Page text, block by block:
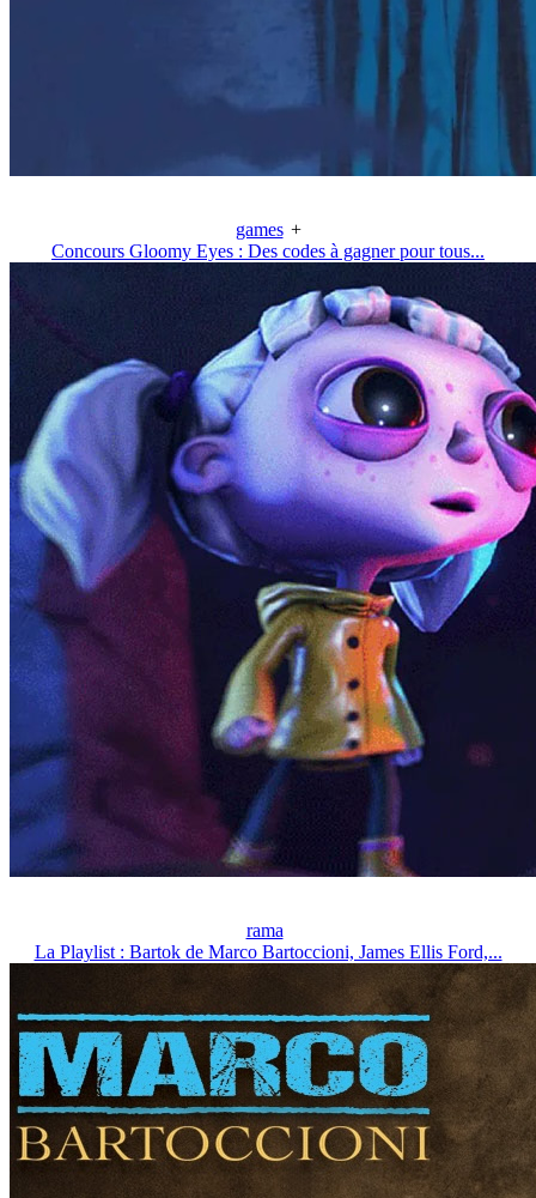
games +
Concours Gloomy Eyes : Des codes à gagner pour tous...
rama
La Playlist : Bartok de Marco Bartoccioni, James Ellis Ford,...